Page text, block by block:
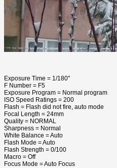
Exposure Time = 1/180"
F Number = F5
Exposure Program = Normal program
ISO Speed Ratings = 200
Flash = Flash did not fire, auto mode
Focal Length = 24mm
Quality = NORMAL
Sharpness = Normal
White Balance = Auto
Flash Mode = Auto
Flash Strength = 0/100
Macro = Off
Focus Mode = Auto Focus